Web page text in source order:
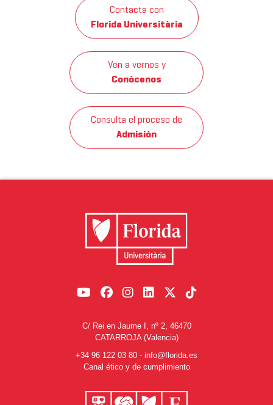
Contacta con
Florida Universitària
Ven a vernos y
Conócenos
Consulta el proceso de
Admisión
C/ Rei en Jaume I, nº 2, 46470
CATARROJA (Valencia)
+34 96 122 03 80 - info@florida.es
Canal ético y de cumplimiento